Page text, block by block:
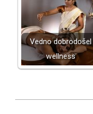
Vedno dobrodošel
wellness